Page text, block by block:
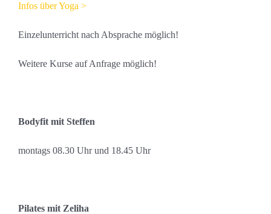
Infos über Yoga >
Einzelunterricht nach Absprache möglich!
Weitere Kurse auf Anfrage möglich!
Bodyfit mit Steffen
montags 08.30 Uhr und 18.45 Uhr
Pilates mit Zeliha